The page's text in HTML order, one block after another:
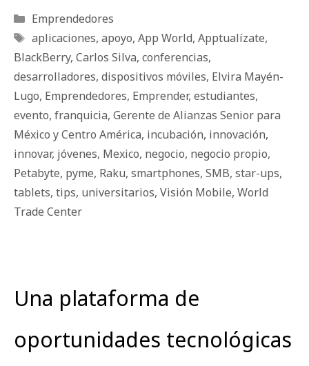
Categorías
Emprendedores
Etiquetas
aplicaciones, apoyo, App World, Apptualízate,
BlackBerry, Carlos Silva, conferencias,
desarrolladores, dispositivos móviles, Elvira Mayén-
Lugo, Emprendedores, Emprender, estudiantes,
evento, franquicia, Gerente de Alianzas Senior para
México y Centro América, incubación, innovación,
innovar, jóvenes, Mexico, negocio, negocio propio,
Petabyte, pyme, Raku, smartphones, SMB, star-ups,
tablets, tips, universitarios, Visión Mobile, World
Trade Center
Una plataforma de
oportunidades tecnológicas